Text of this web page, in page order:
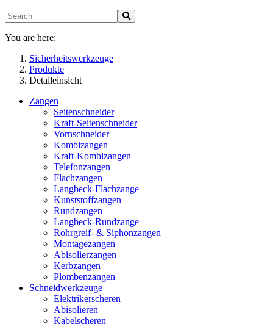
You are here:
Sicherheitswerkzeuge
Produkte
Detaileinsicht
Zangen
Seitenschneider
Kraft-Seitenschneider
Vornschneider
Kombizangen
Kraft-Kombizangen
Telefonzangen
Flachzangen
Langbeck-Flachzange
Kunststoffzangen
Rundzangen
Langbeck-Rundzange
Rohrgreif- & Siphonzangen
Montagezangen
Abisolierzangen
Kerbzangen
Plombenzangen
Schneidwerkzeuge
Elektrikerscheren
Abisolieren
Kabelscheren